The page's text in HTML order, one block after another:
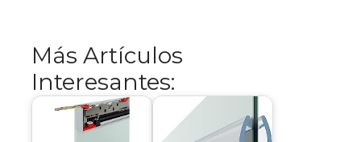
Más Artículos
Interesantes: